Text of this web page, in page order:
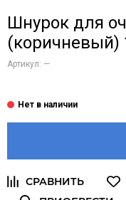
Шнурок для
(коричневый)
Артикул: —